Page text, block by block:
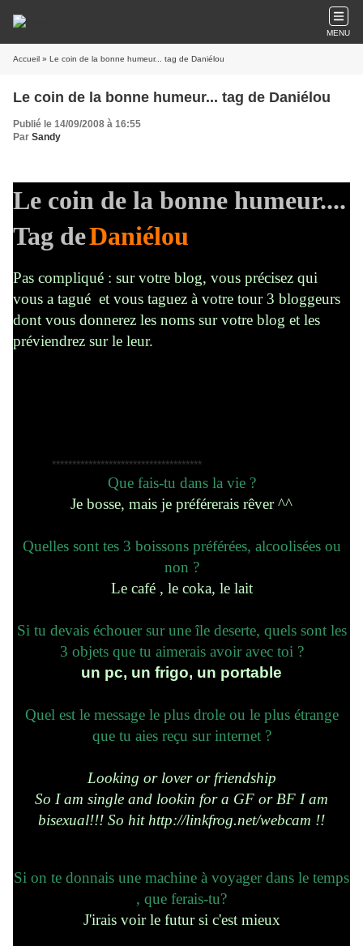
MENU
Accueil » Le coin de la bonne humeur... tag de Daniélou
Le coin de la bonne humeur... tag de Daniélou
Publié le 14/09/2008 à 16:55
Par Sandy
Le coin de la bonne humeur....
Tag deDaniélou
Pas compliqué : sur votre blog, vous précisez qui
vous a tagué et vous taguez à votre tour 3 bloggeurs
dont vous donnerez les noms sur votre blog et les
préviendrez sur le leur.
*************************************
Que fais-tu dans la vie ?
Je bosse, mais je préférerais rêver ^^
Quelles sont tes 3 boissons préférées, alcoolisées ou
non ?
Le café , le coka, le lait
Si tu devais échouer sur une île deserte, quels sont les
3 objets que tu aimerais avoir avec toi ?
un pc, un frigo, un portable
Quel est le message le plus drole ou le plus étrange
que tu aies reçu sur internet ?
Looking or lover or friendship
So I am single and lookin for a GF or BF I am
bisexual!!! So hit http://linkfrog.net/webcam !!
Si on te donnais une machine à voyager dans le temps
, que ferais-tu?
J'irais voir le futur si c'est mieux